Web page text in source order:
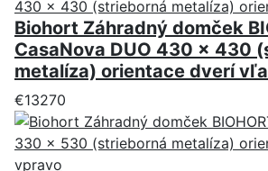
Biohort Záhradný domček
CasaNova DUO 430 x 430
metalíza) orientace dverí
€13270